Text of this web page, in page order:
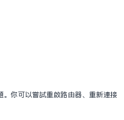
你可以尝试重启路由器、重新连接